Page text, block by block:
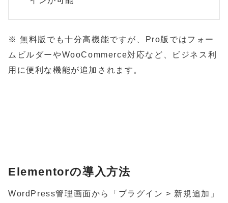
※ 無料版でも十分高機能ですが、Pro版ではフォー
ムビルダーやWooCommerce対応など、ビジネス利
用に便利な機能が追加されます。
Elementorの導 入方法
WordPress管理画面から「プラグイン > 新規追加」